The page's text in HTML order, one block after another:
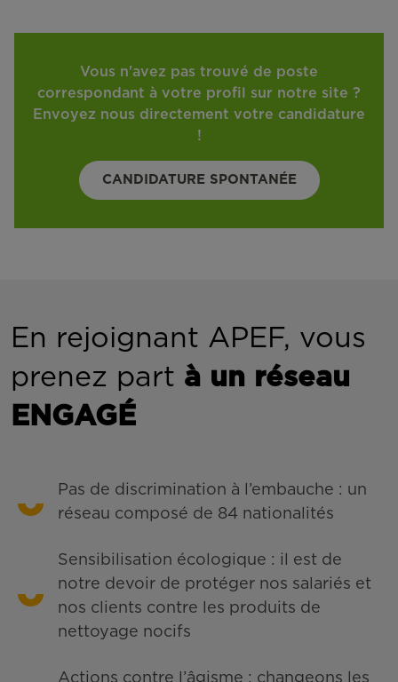
Vous n'avez pas trouvé de poste
correspondant à votre profil sur notre site ?
Envoyez nous directement votre candidature
!
CANDIDATURE SPONTANÉE
En rejoignant APEF, vous
prenez part à un réseau
ENGAGÉ
Pas de discrimination à l’embauche : un
réseau composé de 84 nationalités
Sensibilisation écologique : il est de
notre devoir de protéger nos salariés et
nos clients contre les produits de
nettoyage nocifs
Actions contre l’âgisme : changeons les